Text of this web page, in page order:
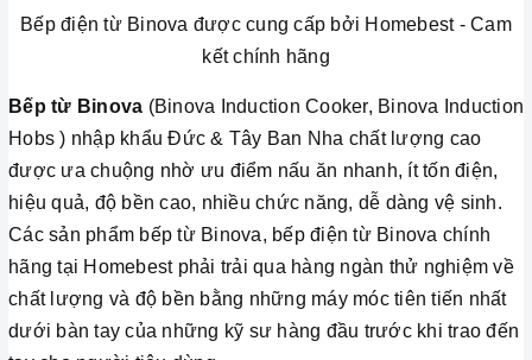
Bếp điện từ Binova được cung cấp bởi Homebest - Cam
kết chính hãng
Bếp từ Binova (Binova Induction Cooker, Binova Induction
Hobs ) nhập khẩu Đức & Tây Ban Nha chất lượng cao
được ưa chuộng nhờ ưu điểm nấu ăn nhanh, ít tốn điện,
hiệu quả, độ bền cao, nhiều chức năng, dễ dàng vệ sinh.
Các sản phẩm bếp từ Binova, bếp điện từ Binova chính
hãng tại Homebest phải trải qua hàng ngàn thử nghiệm về
chất lượng và độ bền bằng những máy móc tiên tiến nhất
dưới bàn tay của những kỹ sư hàng đầu trước khi trao đến